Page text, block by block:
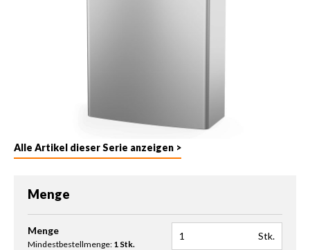
Alle Artikel dieser Serie anzeigen >
Menge
Produkt Anzahl: Gib den gewünschten Wert ein oder benutze
Menge
Mindestbestellmenge: 1 Stk.
Stk.